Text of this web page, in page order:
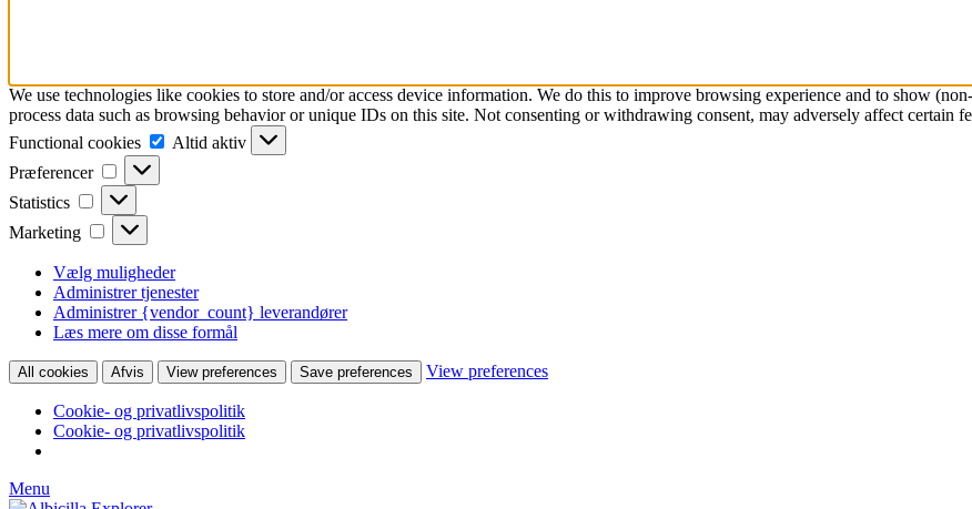
We use technologies like cookies to store and/or access device information. We do this to improve browsing experience and to show
process data such as browsing behavior or unique IDs on this site. Not consenting or withdrawing consent, may adversely affect certain
Functional cookies
Functional
cookies
Altid aktiv
Præferencer
Præferencer
Statistics Statistics
Marketing Marketing
Vælg muligheder
Administrer tjenester
Administrer {vendor_count} leverandører
Læs mere om disse formål
All cookies Afvis View preferences Save preferences View preferences
Cookie- og privatlivspolitik
Cookie- og privatlivspolitik
Menu